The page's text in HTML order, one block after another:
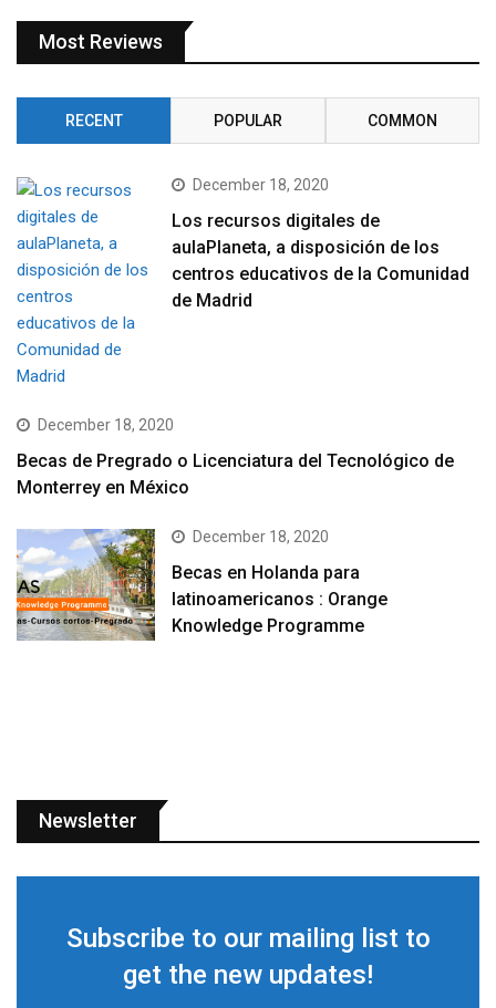
Most Reviews
RECENT POPULAR COMMON
December 18, 2020
Los recursos digitales de
aulaPlaneta, a disposición de los
centros educativos de la Comunidad
de Madrid
December 18, 2020
Becas de Pregrado o Licenciatura del Tecnológico de
Monterrey en México
December 18, 2020
Becas en Holanda para
latinoamericanos : Orange
Knowledge Programme
Newsletter
Subscribe to our mailing list to
get the new updates!